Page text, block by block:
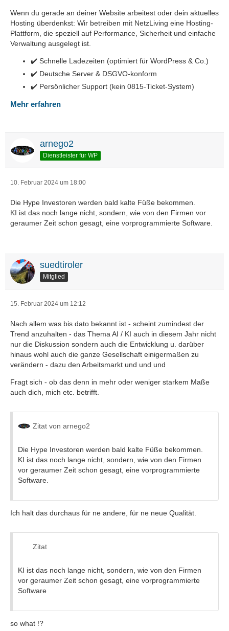
Wenn du gerade an deiner Website arbeitest oder dein aktuelles
Hosting überdenkst: Wir betreiben mit NetzLiving eine Hosting-
Plattform, die speziell auf Performance, Sicherheit und einfache
Verwaltung ausgelegt ist.
✔️ Schnelle Ladezeiten (optimiert für WordPress & Co.)
✔️ Deutsche Server & DSGVO-konform
✔️ Persönlicher Support (kein 0815-Ticket-System)
Mehr erfahren
arnego2
Dienstleister für WP
10. Februar 2024 um 18:00
Die Hype Investoren werden bald kalte Füße bekommen.
KI ist das noch lange nicht, sondern, wie von den Firmen vor
geraumer Zeit schon gesagt, eine vorprogrammierte Software.
suedtiroler
Mitglied
15. Februar 2024 um 12:12
Nach allem was bis dato bekannt ist - scheint zumindest der
Trend anzuhalten - das Thema AI / KI auch in diesem Jahr nicht
nur die Diskussion sondern auch die Entwicklung u. darüber
hinaus wohl auch die ganze Gesellschaft einigermaßen zu
verändern - dazu den Arbeitsmarkt und und und
Fragt sich - ob das denn in mehr oder weniger starkem Maße
auch dich, mich etc. betrifft.
Zitat von arnego2
Die Hype Investoren werden bald kalte Füße bekommen.
KI ist das noch lange nicht, sondern, wie von den Firmen
vor geraumer Zeit schon gesagt, eine vorprogrammierte
Software.
Ich halt das durchaus für ne andere, für ne neue Qualität.
Zitat
KI ist das noch lange nicht, sondern, wie von den Firmen
vor geraumer Zeit schon gesagt, eine vorprogrammierte
Software
so what !?